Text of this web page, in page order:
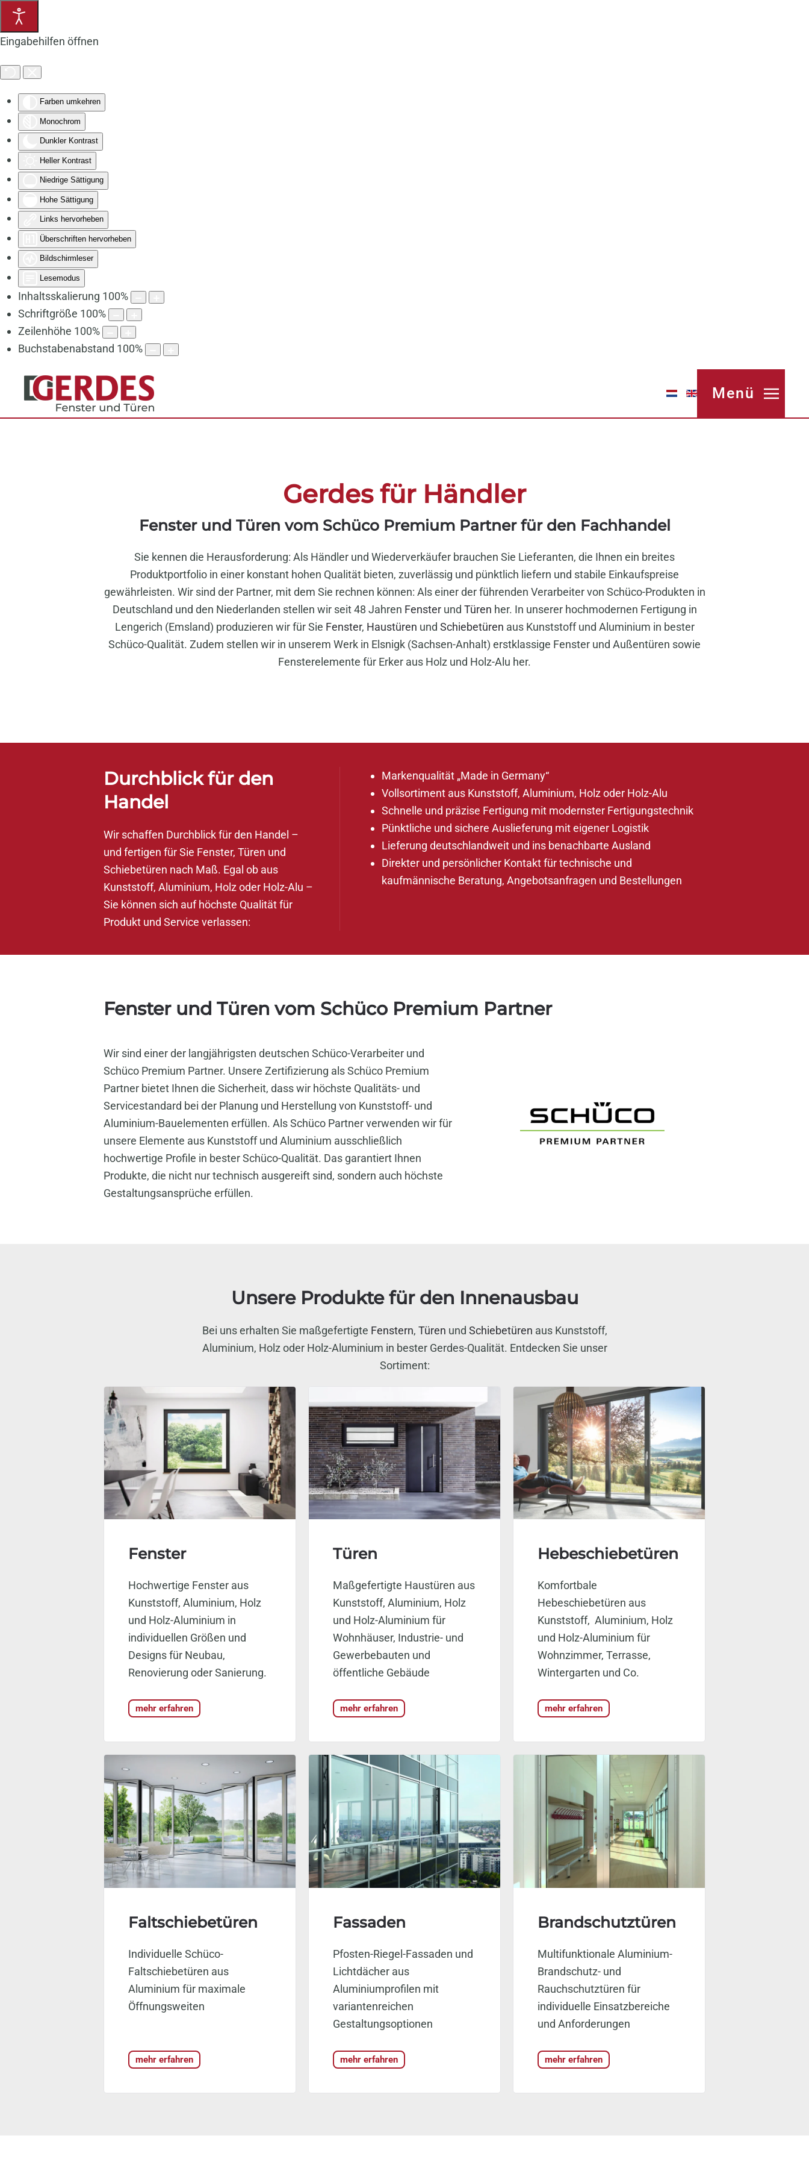
Eingabehilfen öffnen
Farben umkehren
Monochrom
Dunkler Kontrast
Heller Kontrast
Niedrige Sättigung
Hohe Sättigung
Links hervorheben
Überschriften hervorheben
Bildschirmleser
Lesemodus
Inhaltsskalierung 100%
Schriftgröße 100%
Zeilenhöhe 100%
Buchstabenabstand 100%
Zum Hauptinhalt springen
Menü
Gerdes für Händler
Fenster und Türen vom Schüco Premium Partner für den Fachhandel
Sie kennen die Herausforderung: Als Händler und Wiederverkäufer brauchen Sie Lieferanten, die Ihnen ein breites
Produktportfolio in einer konstant hohen Qualität bieten, zuverlässig und pünktlich liefern und stabile Einkaufspreise
gewährleisten. Wir sind der Partner, mit dem Sie rechnen können: Als einer der führenden Verarbeiter von Schüco-Produkten in
Deutschland und den Niederlanden stellen wir seit 48 Jahren Fensterund Türen her. In unserer hochmodernen Fertigung in
Lengerich (Emsland) produzieren wir für Sie Fenster, Haustüren und Schiebetüren aus Kunststoff und Aluminium in bester
Schüco-Qualität. Zudem stellen wir in unserem Werk in Elsnigk (Sachsen-Anhalt) erstklassige Fenster und Außentüren sowie
Fensterelemente für Erker aus Holz und Holz-Alu her.
Durchblick für den
Handel
Wir schaffen Durchblick für den Handel –
und fertigen für Sie Fenster, Türen und
Schiebetüren nach Maß. Egal ob aus
Kunststoff, Aluminium, Holz oder Holz-Alu –
Sie können sich auf höchste Qualität für
Produkt und Service verlassen:
Markenqualität „Made in Germany“
Vollsortiment aus Kunststoff, Aluminium, Holz oder Holz-Alu
Schnelle und präzise Fertigung mit modernster Fertigungstechnik
Pünktliche und sichere Auslieferung mit eigener Logistik
Lieferung deutschlandweit und ins benachbarte Ausland
Direkter und persönlicher Kontakt für technische und
kaufmännische Beratung, Angebotsanfragen und Bestellungen
Fenster und Türen vom Schüco Premium Partner
Wir sind einer der langjährigsten deutschen Schüco-Verarbeiter und
Schüco Premium Partner. Unsere Zertifizierung als Schüco Premium
Partner bietet Ihnen die Sicherheit, dass wir höchste Qualitäts- und
Servicestandard bei der Planung und Herstellung von Kunststoff- und
Aluminium-Bauelementen erfüllen. Als Schüco Partner verwenden wir für
unsere Elemente aus Kunststoff und Aluminium ausschließlich
hochwertige Profile in bester Schüco-Qualität. Das garantiert Ihnen
Produkte, die nicht nur technisch ausgereift sind, sondern auch höchste
Gestaltungsansprüche erfüllen.
Unsere Produkte für den Innenausbau
Bei uns erhalten Sie maßgefertigte Fenstern, Türen und Schiebetüren aus Kunststoff,
Aluminium, Holz oder Holz-Aluminium in bester Gerdes-Qualität. Entdecken Sie unser
Sortiment:
Fenster
Hochwertige Fenster aus
Kunststoff, Aluminium, Holz
und Holz-Aluminium in
individuellen Größen und
Designs für Neubau,
Renovierung oder Sanierung.
mehr erfahren
Türen
Maßgefertigte Haustüren aus
Kunststoff, Aluminium, Holz
und Holz-Aluminium für
Wohnhäuser, Industrie- und
Gewerbebauten und
öffentliche Gebäude
mehr erfahren
Hebeschiebetüren
Komfortbale
Hebeschiebetüren aus
Kunststoff, Aluminium, Holz
und Holz-Aluminium für
Wohnzimmer, Terrasse,
Wintergarten und Co.
mehr erfahren
Faltschiebetüren
Individuelle Schüco-
Faltschiebetüren aus
Aluminium für maximale
Öffnungsweiten
mehr erfahren
Fassaden
Pfosten-Riegel-Fassaden und
Lichtdächer aus
Aluminiumprofilen mit
variantenreichen
Gestaltungsoptionen
mehr erfahren
Brandschutztüren
Multifunktionale Aluminium-
Brandschutz- und
Rauchschutztüren für
individuelle Einsatzbereiche
und Anforderungen
mehr erfahren